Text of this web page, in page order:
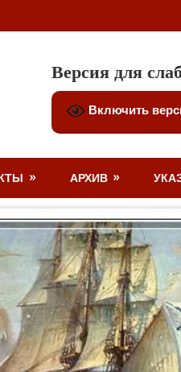
Версия для
Включить
АРХИВ